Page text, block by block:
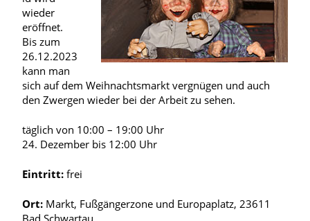
wieder
eröffnet.
Bis zum
26.12.2023
kann man
sich auf dem Weihnachtsmarkt vergnügen und auch
den Zwergen wieder bei der Arbeit zu sehen.
täglich von 10:00 – 19:00 Uhr
24. Dezember bis 12:00 Uhr
Eintritt: frei
Ort: Markt, Fußgängerzone und Europaplatz, 23611